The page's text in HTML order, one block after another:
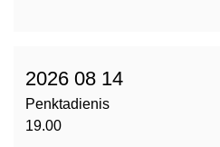
2026 08 14
Penktadienis
19.00